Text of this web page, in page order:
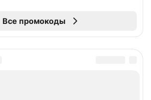
Все промокоды